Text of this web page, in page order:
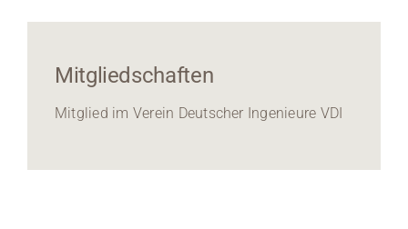
Mitgliedschaften
Mitglied im Verein Deutscher Ingenieure VDI